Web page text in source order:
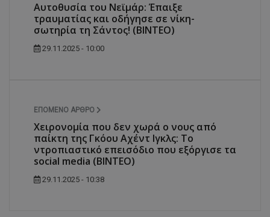
Αυτοθυσία του Νεϊμάρ: Έπαιξε
τραυματίας και οδήγησε σε νίκη-
σωτηρία τη Σάντος! (ΒΙΝΤΕΟ)
29.11.2025 - 10:00
ΕΠΌΜΕΝΟ ΆΡΘΡΟ
Χειρονομία που δεν χωρά ο νους από
παίκτη της Γκόου Αχέντ Ιγκλς: Το
ντροπιαστικό επεισόδιο που εξόργισε τα
social media (ΒΙΝΤΕΟ)
29.11.2025 - 10:38